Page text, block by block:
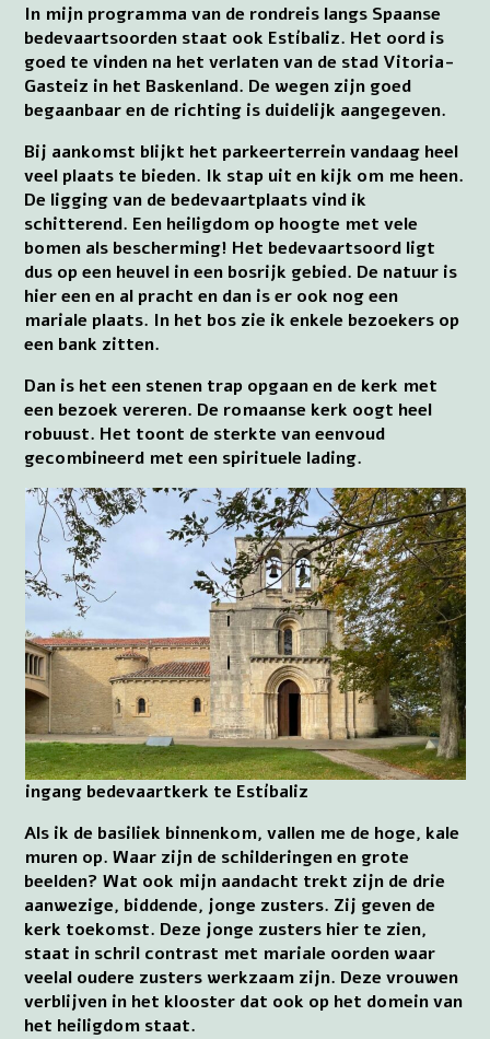
In mijn programma van de rondreis langs Spaanse
bedevaartsoorden staat ook Estíbaliz. Het oord is
goed te vinden na het verlaten van de stad Vitoria-
Gasteiz in het Baskenland. De wegen zijn goed
begaanbaar en de richting is duidelijk aangegeven.
Bij aankomst blijkt het parkeerterrein vandaag heel
veel plaats te bieden. Ik stap uit en kijk om me heen.
De ligging van de bedevaartplaats vind ik
schitterend. Een heiligdom op hoogte met vele
bomen als bescherming! Het bedevaartsoord ligt
dus op een heuvel in een bosrijk gebied. De natuur is
hier een en al pracht en dan is er ook nog een
mariale plaats. In het bos zie ik enkele bezoekers op
een bank zitten.
Dan is het een stenen trap opgaan en de kerk met
een bezoek vereren. De romaanse kerk oogt heel
robuust. Het toont de sterkte van eenvoud
gecombineerd met een spirituele lading.
ingang bedevaartkerk te Estíbaliz
Als ik de basiliek binnenkom, vallen me de hoge, kale
muren op. Waar zijn de schilderingen en grote
beelden? Wat ook mijn aandacht trekt zijn de drie
aanwezige, biddende, jonge zusters. Zij geven de
kerk toekomst. Deze jonge zusters hier te zien,
staat in schril contrast met mariale oorden waar
veelal oudere zusters werkzaam zijn. Deze vrouwen
verblijven in het klooster dat ook op het domein van
het heiligdom staat.